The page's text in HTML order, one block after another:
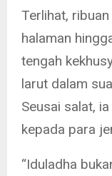
Terlihat,
halaman
tengah
larut dalam
Seusai salat,
kepada para
“Iduladha